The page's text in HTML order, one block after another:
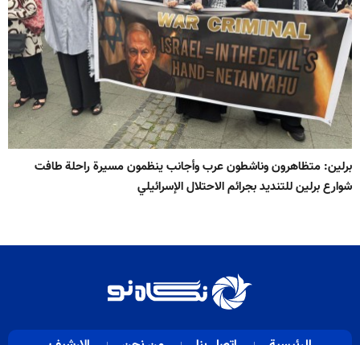
برلين: متظاهرون وناشطون عرب وأجانب ينظمون مسيرة راحلة طافت
شوارع برلين للتنديد بجرائم الاحتلال الإسرائيلي